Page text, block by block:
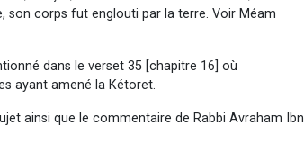
son corps fut englouti par la terre. Voir Méam
dans le verset 35 [chapitre 16] où
ayant amené la Kétoret.
ainsi que le commentaire de Rabbi Avraham Ibn